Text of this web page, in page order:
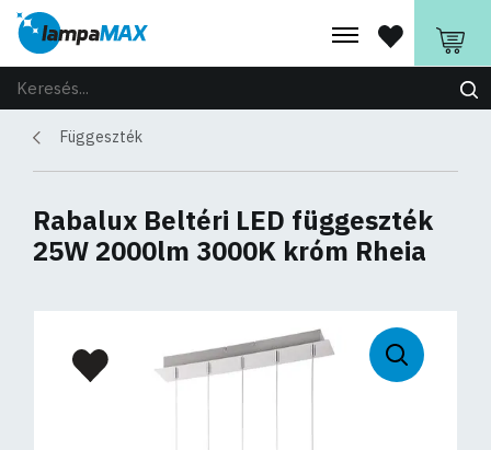
Függeszték
Rabalux Beltéri LED függeszték
25W 2000lm 3000K króm Rheia